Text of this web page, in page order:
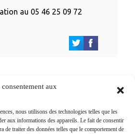
consentement aux
nous utilisons des technologies telles que les
aux informations des appareils. Le fait de consentir
de traiter des données telles que le comportement de
au 05 46 25 09 72